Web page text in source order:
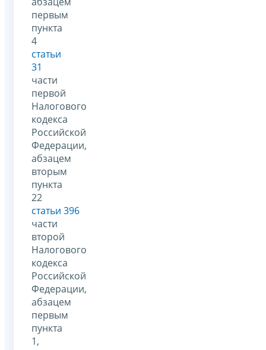
первым
пункта
4
статьи
31
части
первой
Налогового
кодекса
Российской
Федерации,
абзацем
вторым
пункта
22
статьи 396
части
второй
Налогового
кодекса
Российской
Федерации,
абзацем
первым
пункта
1,